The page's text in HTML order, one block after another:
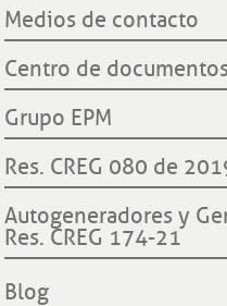
Presidencia de la República
Ministerio de Minas y
Grupo EPM
Contraloría General de
Contraloría General de la
Procuraduría General de
Superintendencia de
Comisión Regulación de
Medios de contacto
Líneas de servicio al cliente
Oficinas de atención al
Línea Transparente
Centro de documentos
Notificación por aviso
Ley de protección de datos
Transparencia y accesos a
Grupo EPM
¿Quiénes somos?
Hechos históricos
Proyecto hidroeléctrico
Filiales nacionales
Filiales internacionales
Res. CREG 080 de
Declaración de
Procedimientos cambio
red.
Autogeneradores y
Res. CREG 174-21
Blog